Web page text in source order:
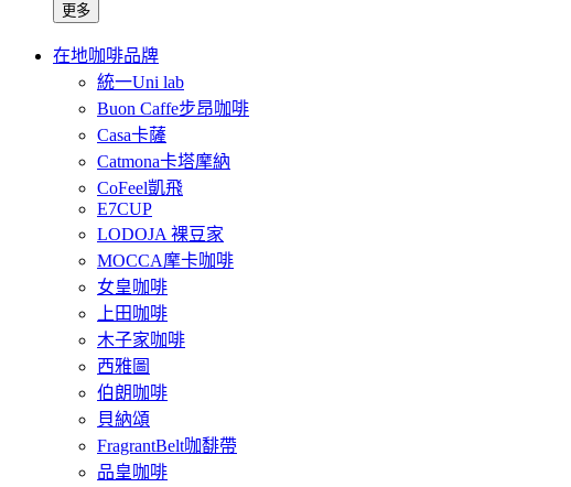
更多
在地咖啡品牌
統一Uni lab
Buon Caffe步昂咖啡
Casa卡薩
Catmona卡塔摩納
CoFeel凱飛
E7CUP
LODOJA 裸豆家
MOCCA摩卡咖啡
女皇咖啡
上田咖啡
木子家咖啡
西雅圖
伯朗咖啡
貝納頌
FragrantBelt咖馡帶
品皇咖啡